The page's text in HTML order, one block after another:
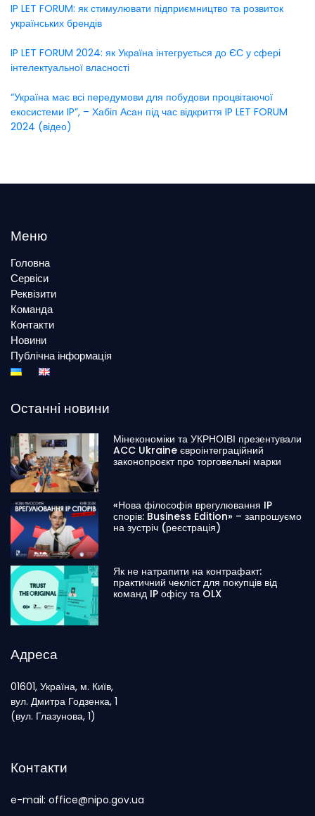
IP LET FORUM: як стимулювати підприємництво та розвиток
українських брендів
IP LET FORUM 2024: як Україна інтегрується до ЄС у сфері
інтелектуальної власності
“Україна має всі передумови для побудови процвітаючої
екосистеми IP”, – Хабіп Асан під час відкриття IP LET FORUM
2024 (відео)
Меню
Головна
Сервіси
Реквізити
Команда
Контакти
Новини
Публічна інформація
Останні новини
Мінекономіки та УКРНОІВІ презентували
ACC Ukraine євроінтеграційний
законопроєкт про торговельні марки
«Нова філософія врегулювання IP
спорів: Business Edition» – запрошуємо
на зустріч (реєстрація)
Як не натрапити на контрафакт:
практичний чекліст для покупців від
команд IP офісу та OLX
Адреса
01601, Україна, м. Київ,
вул. Дмитра Годзенка, 1
(вул. Глазунова, 1)
Контакти
e-mail: office@nipo.gov.ua